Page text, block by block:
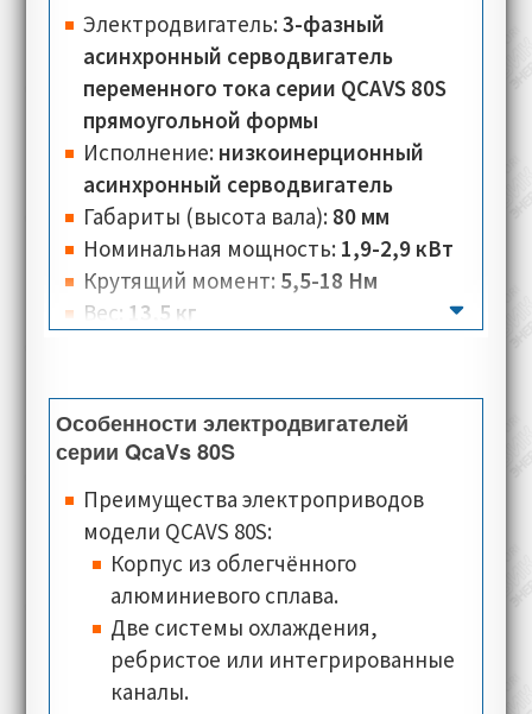
воздух нагнетаемый вентилятором. На
электромашины Oemer Motori данной
серии, доступна установка и монтаж
дополнительного оборудования,
различного типа, как например:
энкодеры, электромагнитный тормоз,
датчики температур, разъёмы питания,
специальные типы валов и фланцев, а
также предусмотрено повышение
уровня защиты. Также доступны модели
характеристик.
Электродвигатель:3-фазный
асинхронный серводвигатель
переменного тока серии QCAVS 80S
прямоугольной формы
Исполнение: низкоинерционный
асинхронный серводвигатель
Габариты (высота вала): 80 мм
Номинальная мощность: 1,9-2,9 кВт
Крутящий момент: 5,5-18 Нм
Вес: 13,5 кг
мин
Номинальное напряжение:230-330 В
Номинальный ток:
Тип соединения:звезда, треугольник
Класс изоляции:F
Класс теплостойкости:PTO Klixon (по
умолчанию), PTC, KTY84-130, PT100
(опционально)
Типы монтажного исполнения:B5
Классы защиты:
Особенности электродвигателей
серии QcaVs 80S
Преимущества электроприводов
модели QCAVS 80S:
Корпус из облегчённого
алюминиевого сплава.
Две системы охлаждения,
ребристое или интегрированные
каналы.